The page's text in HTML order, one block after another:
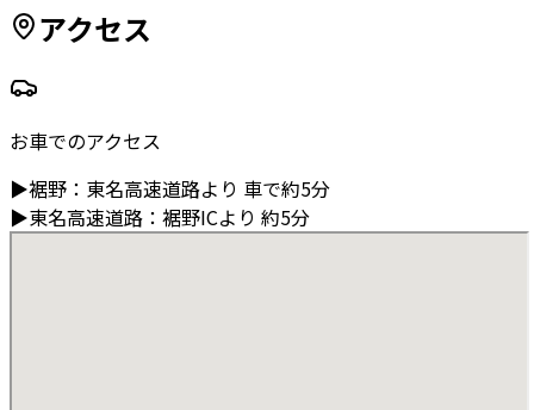
アクセス
お車でのアクセス
▶裾野 ： 東名高速道路より 車で約5分
▶東名高速道路 ： 裾野ICより 約5分